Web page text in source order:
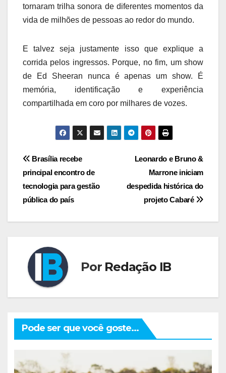
tornaram trilha sonora de diferentes momentos da
vida de milhões de pessoas ao redor do mundo.
E talvez seja justamente isso que explique a
corrida pelos ingressos. Porque, no fim, um show
de Ed Sheeran nunca é apenas um show. É
memória, identificação e experiência
compartilhada em coro por milhares de vozes.
Navegação
de
Post
Leonardo e Bruno &
Marrone iniciam
despedida histórica do
projeto Cabaré
Brasília recebe
principal encontro de
tecnologia para gestão
pública do país
Por Redação IB
Pode ser que você goste...